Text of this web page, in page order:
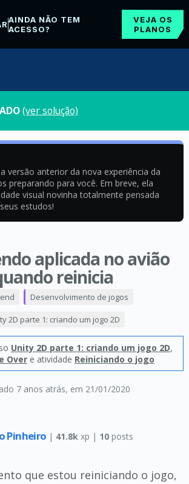
AINDA NÃO TEM
ACESSO?
VEJA OS
PLANOS
(ver solução)
versão anterior da nova experiência da
preparando para você. Em breve, ela
visual novinha totalmente pensada
estudos!
aplicada no avião
reinicia
7 anos atrás, em 21/01/2020
Desenvolvimento de jogos
2D parte 1: criando um jogo 2D
Unity 2D parte 1: criando um jogo 2D,
Overe atividade Reiniciando o jogo
Pinheiro | 41.8k xp | 10posts
que estou reiniciando o jogo,